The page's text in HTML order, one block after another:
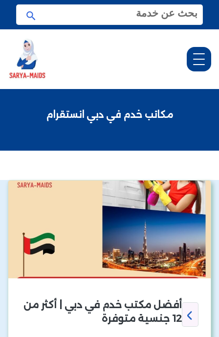
ل
ب
ث
ع
ن
ب
ح
ث
مكاتب خدم في دبي انستقرام
أفضل مكتب خدم في دبي | أكثر من
12 جنسية متوفرة